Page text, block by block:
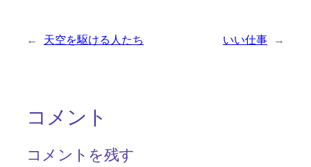
← 天空を駆ける人たち いい仕事 →
コメント
コメントを残す